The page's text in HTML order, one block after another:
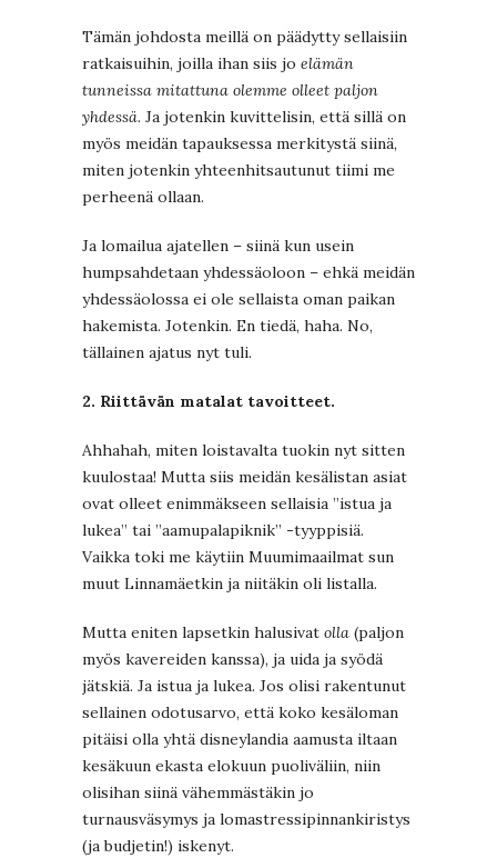
Tämän johdosta meillä on päädytty sellaisiin
ratkaisuihin, joilla ihan siis jo elämän
tunneissa mitattuna olemme olleet paljon
yhdessä. Ja jotenkin kuvittelisin, että sillä on
myös meidän tapauksessa merkitystä siinä,
miten jotenkin yhteenhitsautunut tiimi me
perheenä ollaan.
Ja lomailua ajatellen – siinä kun usein
humpsahdetaan yhdessäoloon – ehkä meidän
yhdessäolossa ei ole sellaista oman paikan
hakemista. Jotenkin. En tiedä, haha. No,
tällainen ajatus nyt tuli.
2. Riittävän matalat tavoitteet.
Ahhahah, miten loistavalta tuokin nyt sitten
kuulostaa! Mutta siis meidän kesälistan asiat
ovat olleet enimmäkseen sellaisia ”istua ja
lukea” tai ”aamupalapiknik” -tyyppisiä.
Vaikka toki me käytiin Muumimaailmat sun
muut Linnamäetkin ja niitäkin oli listalla.
Mutta eniten lapsetkin halusivat olla (paljon
myös kavereiden kanssa), ja uida ja syödä
jätskiä. Ja istua ja lukea. Jos olisi rakentunut
sellainen odotusarvo, että koko kesäloman
pitäisi olla yhtä disneylandia aamusta iltaan
kesäkuun ekasta elokuun puoliväliin, niin
olisihan siinä vähemmästäkin jo
turnausväsymys ja lomastressipinnankiristys
(ja budjetin!) iskenyt.